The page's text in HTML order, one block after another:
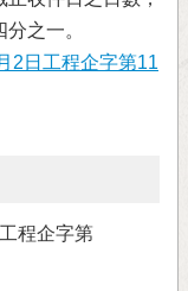
之一。
2日工程企字第11
程企字第